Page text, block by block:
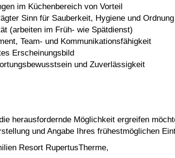
im Küchenbereich von Vorteil
Sinn für Sauberkeit, Hygiene und
(arbeiten im Früh- wie Spätdienst)
Team- und Kommunikationsfähigkeit
Erscheinungsbild
und Zuverlässigkeit
herausfordernde Möglichkeit ergreifen
und Angabe Ihres frühestmöglichen
Resort RupertusTherme,